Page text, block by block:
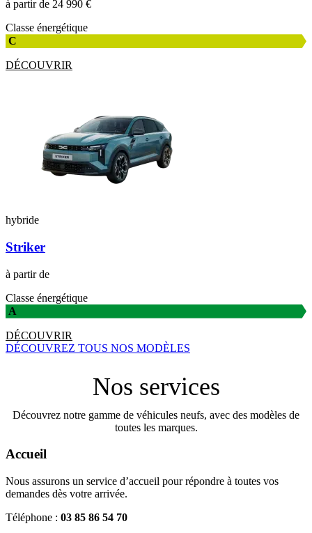
à partir de 24 990 €
Classe énergétique
C
DÉCOUVRIR
hybride
Striker
à partir de
Classe énergétique
A
DÉCOUVRIR
DÉCOUVREZ TOUS NOS MODÈLES
Nos services
Découvrez notre gamme de véhicules neufs, avec des modèles de
toutes les marques.
Accueil
Nous assurons un service d’accueil pour répondre à toutes vos
demandes dès votre arrivée.
Téléphone : 03 85 86 54 70